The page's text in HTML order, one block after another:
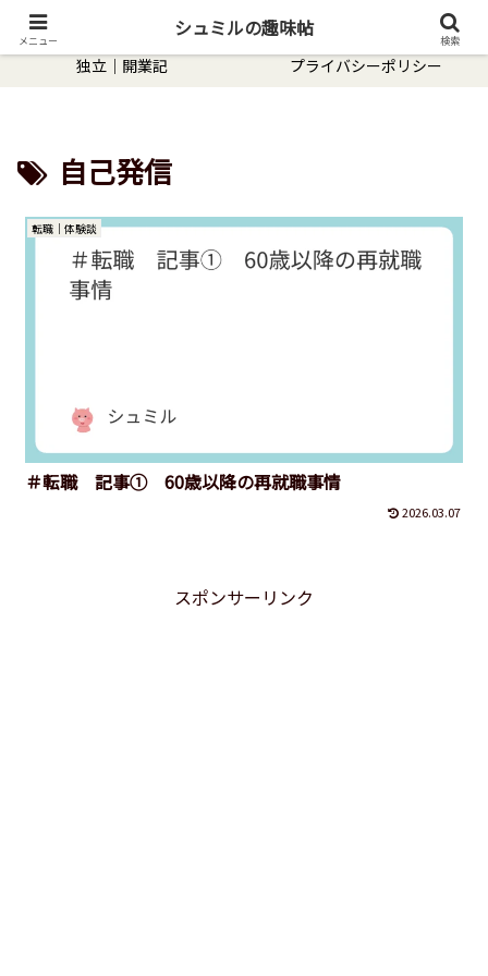
独立｜開業記
プライバシーポリシー
自己発信
転職｜体験談
＃転職 記事① 60歳以降の再就職事情
2026.03.07
スポンサーリンク
メニュー
シュミルの趣味帖
検索